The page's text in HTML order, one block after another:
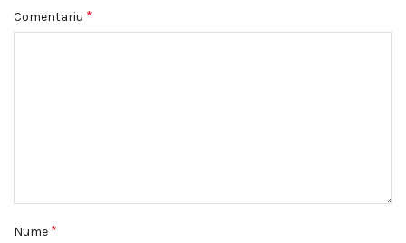
Comentariu *
Nume *